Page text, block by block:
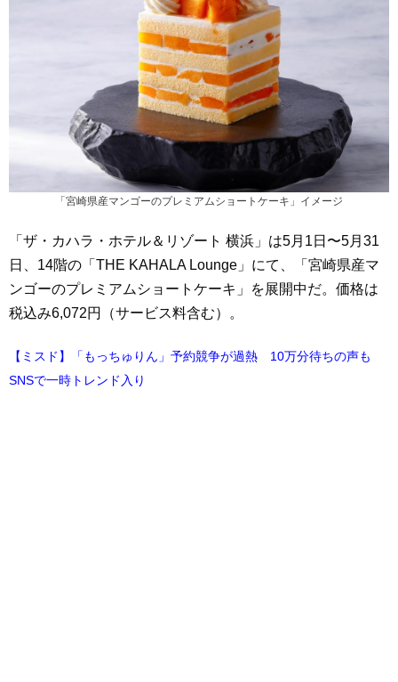
「宮崎県産マンゴーのプレミアムショートケーキ」イメージ
「ザ・カハラ・ホテル＆リゾート 横浜」は5月1日〜5月31
日、14階の「THE KAHALA Lounge」にて、「宮崎県産マ
ンゴーのプレミアムショートケーキ」を展開中だ。価格は
税込み6,072円（サービス料含む）。
【ミスド】「もっちゅりん」予約競争が過熱 10万分待ちの声も
SNSで一時トレンド入り